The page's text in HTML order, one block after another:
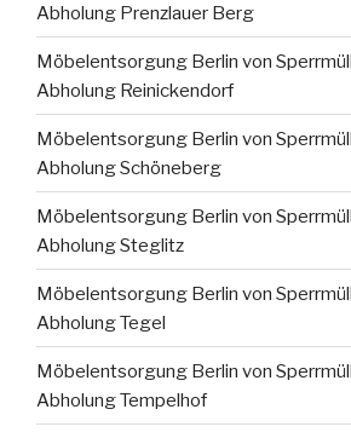
Abholung Prenzlauer Berg
Möbelentsorgung Berlin von
Abholung Reinickendorf
Möbelentsorgung Berlin von
Abholung Schöneberg
Möbelentsorgung Berlin von
Abholung Steglitz
Möbelentsorgung Berlin von
Abholung Tegel
Möbelentsorgung Berlin von
Abholung Tempelhof